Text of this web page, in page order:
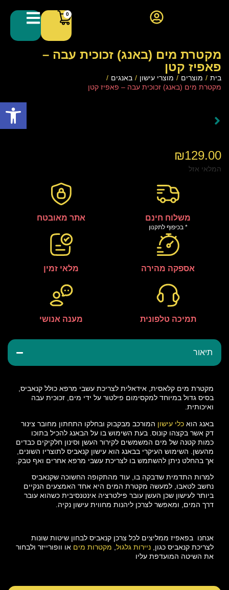
0
מקטרת מים (באנג) זכוכית עבה –
פאפיז קטן
בית / מוצרים / מוצרי עישון / באנגים /
מקטרת מים (באנג) זכוכית עבה – פאפיז קטן
תיאור
מקטרת מים קלאסית, אידאלית לצריכת עשבי מרפא כולל קנאביס,
בסיס גדול במיוחד למקסימום פילטור על ידי מים, זכוכית עבה
ואיכותית.
באנג הוא כלי עישון המורכב מבקבוק ובחלקו התחתון מחובר צינור
דק אשר בקצהו קונוס. בעת השימוש בו על הבאנג להכיל בתוכו
כמות קטנה של מים המשמשים לקירור העשן וסינון חלקיקים כבדים
מהעשן. השימוש העיקרי בבאנג הוא עישון קנאביס לתוצריו השונים,
אך בהחלט ניתן להשתמש בו לצריכת עשבי מרפא אחרים ואף טבק.
למרות התדמית שדבקה בו, עוד מהתקופה החשוכה שקנאביס
נחשב לטאבו, למעשה מקטרת המים היא אחד האמצעים הנקיים
ביותר לעישון שכן העשן עובר פילטרציה אינטנסיבית כשהוא עובר
דרך המים, ומאפשר לצרכן ליהנות מחווית עישון נקיה.
אנחנו בפאפיז ממליצים לכל צרכן קנאביס לבחון שיטות שונות
לצריכת קנאביס כגון, ניירות גלגול מקטרות מים או וופורייזר ולבחור
את השיטה המועדפת עליו
₪129.00
המלאי אזל
משלוח חינם
* בכיפוף לתקנון
אתר מאובטח
אספקה מהירה מלאי זמין
תמיכה טלפונית מענה אנושי
פתח